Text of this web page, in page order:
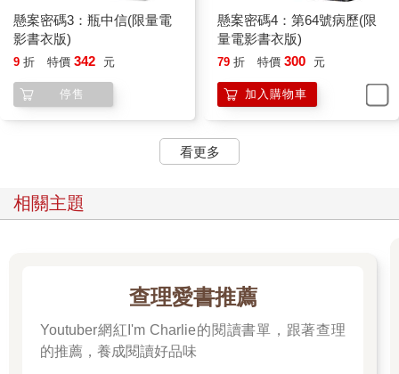
懸案密碼3：瓶中信(限量電
影書衣版)
9 折 特價 342 元
停售
懸案密碼4：第64號病歷(限
量電影書衣版)
79 折 特價 300 元
加入購物車
看更多
相關主題
查理愛書推薦
Youtuber網紅I'm Charlie的閱讀書單，跟著查理
的推薦，養成閱讀好品味